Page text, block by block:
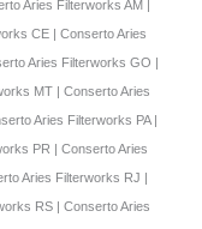
Aries Filterworks AM |
CE | Conserto Aries
Aries Filterworks GO |
MT | Conserto Aries
Aries Filterworks PA |
PR | Conserto Aries
Aries Filterworks RJ |
RS | Conserto Aries